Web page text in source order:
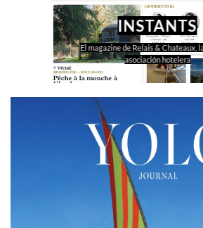
INSTANTS
El magazine de Relais & Chateaux,
asociación hotelera